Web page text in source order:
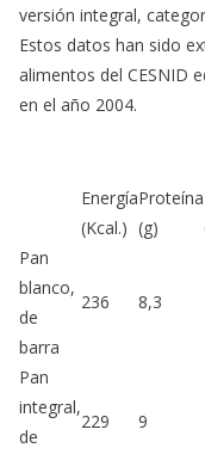
versión integral,
Estos datos han sido
alimentos del CESNID
en el año 2004.
Energía
(Kcal.)
Proteína
(g)
Pan
blanco,
de
barra
236 8,3
Pan
integral,
de
229 9